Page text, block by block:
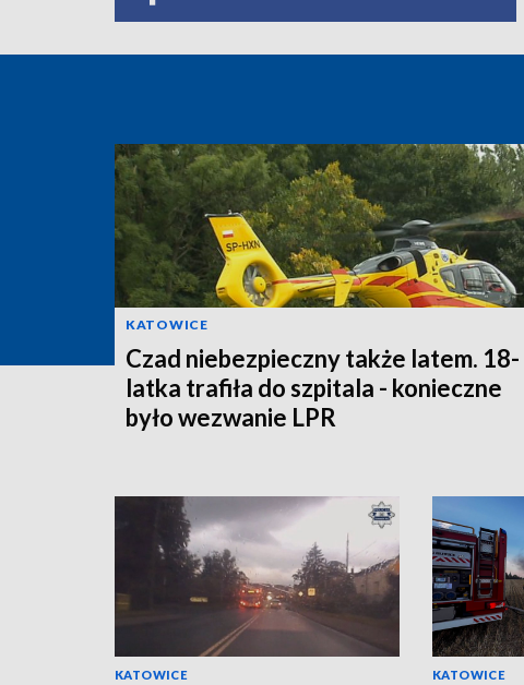
KATOWICE
Czad niebezpieczny także latem. 18-
latka trafiła do szpitala - konieczne
było wezwanie LPR
KATOWICE KATOWICE